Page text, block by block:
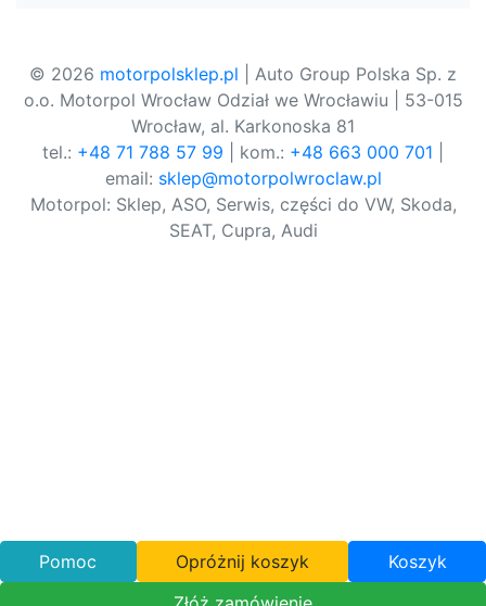
© 2026 motorpolsklep.pl | Auto Group Polska Sp. z
o.o. Motorpol Wrocław Odział we Wrocławiu | 53-015
Wrocław, al. Karkonoska 81
tel.: +48 71 788 57 99 | kom.: +48 663 000 701
email: sklep@motorpolwroclaw.pl
Motorpol: Sklep, ASO, Serwis, części do VW, Skoda,
SEAT, Cupra, Audi
Pomoc Opróżnij koszyk
Koszyk